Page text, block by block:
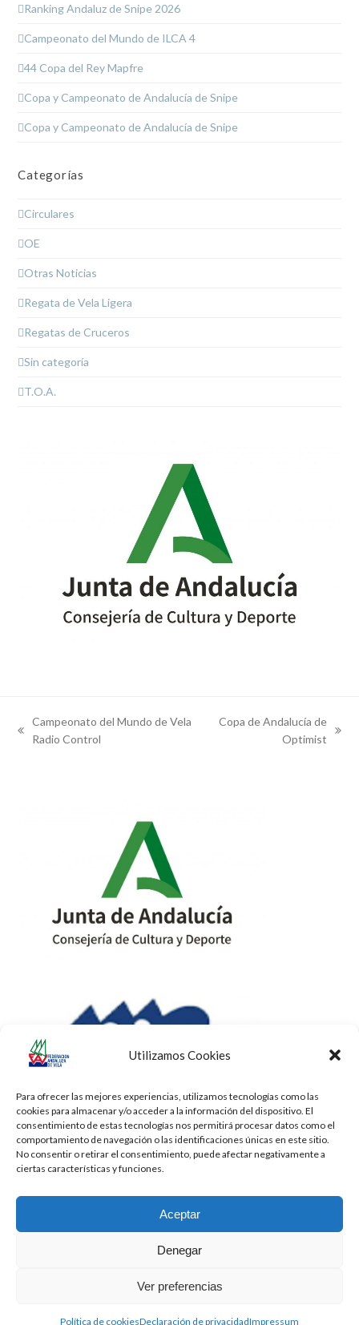
Utilizamos Cookies
Para ofrecer las mejores experiencias, utilizamos tecnologías como las
cookies para almacenar y/o acceder a la información del dispositivo. El
consentimiento de estas tecnologías nos permitirá procesar datos como el
comportamiento de navegación o las identificaciones únicas en este sitio.
No consentir o retirar el consentimiento, puede afectar negativamente a
ciertas características y funciones.
Aceptar
Denegar
Ver preferencias
Política de cookiesDeclaración de privacidadImpressum
Ranking Andaluz de Snipe 2026
Campeonato del Mundo de ILCA 4
44 Copa del Rey Mapfre
Copa y Campeonato de Andalucía de Snipe
Copa y Campeonato de Andalucía de Snipe
Categorías
Circulares
OE
Otras Noticias
Regata de Vela Ligera
Regatas de Cruceros
Sin categoría
T.O.A.
previous
Campeonato del Mundo de Vela
Radio Control
Copa de Andalucía de
Optimist
Todos los derechos reservados -Privacidad